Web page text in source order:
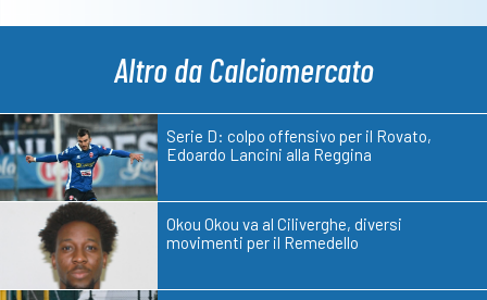
Altro da Calciomercato
Serie D: colpo offensivo per il Rovato,
Edoardo Lancini alla Reggina
Okou Okou va al Ciliverghe, diversi
movimenti per il Remedello